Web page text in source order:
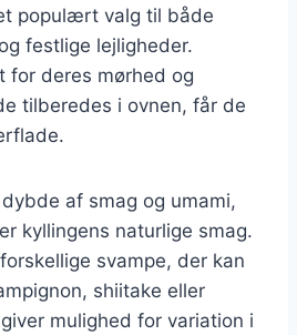
populært valg til både
festlige lejligheder.
for deres mørhed og
tilberedes i ovnen, får de
af smag og umami,
kyllingens naturlige smag.
svampe, der kan
shiitake eller
mulighed for variation i